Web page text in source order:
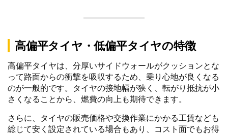
高偏平タイヤ・低偏平タイヤの特徴
高偏平タイヤは、分厚いサイドウォールがクッションとな
って路面からの衝撃を吸収するため、乗り心地が良くなる
のが一般的です。タイヤの接地幅が狭く、転がり抵抗が小
さくなることから、燃費の向上も期待できます。
さらに、タイヤの販売価格や交換作業にかかる工賃なども
総じて安く設定されている場合もあり、コスト面でもお得